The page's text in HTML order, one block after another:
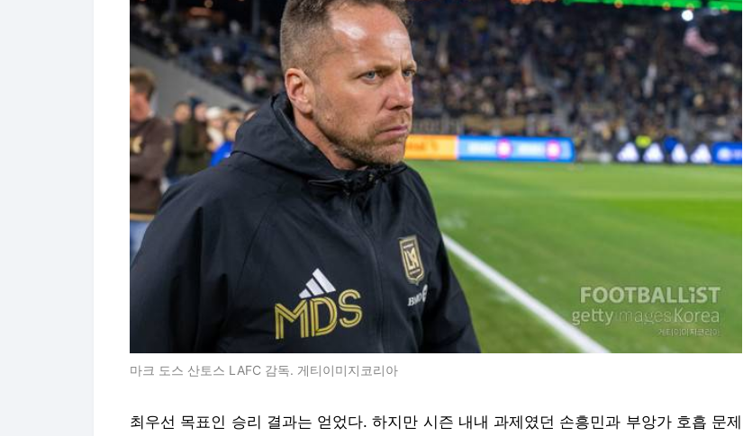
마크 도스 산토스 LAFC 감독. 게티이미지코리아
최우선 목표인 승리 결과는 얻었다. 하지만 시즌 내내 과제였던 손흥민과 부앙가 호흡 문제